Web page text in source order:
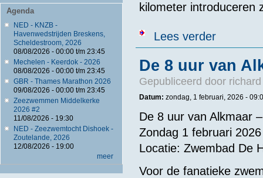
Agenda
NED - KNZB -
Havenwedstrijden Breskens,
Scheldestroom, 2026
08/08/2026 - 00:00t/m 23:45
Mechelen - Keerdok - 2026
08/08/2026 - 00:00t/m 23:45
GBR - Thames Marathon 2026
09/08/2026 - 00:00t/m 23:45
Zeezwemmen Middelkerke
2026 #2
11/08/2026 - 19:30
NED - Zeezwemtocht Dishoek -
Zoutelande, 2026
12/08/2026 - 19:00
meer
kilometer introduceren
Lees verderover NED -
De 8 uur van
Gepubliceerd door
Datum: zondag, 1 februari, 2026 -
De 8 uur van Alkmaar
Zondag 1 februari 2026
Locatie: Zwembad De
Voor de fanatieke